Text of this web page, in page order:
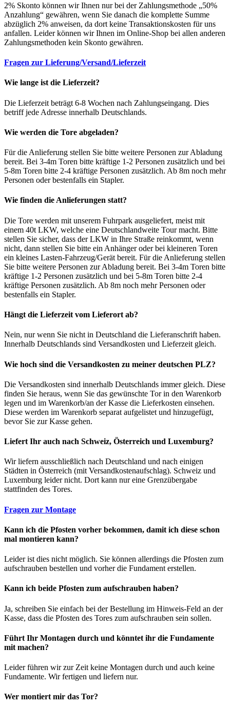
2% Skonto können wir Ihnen nur bei der Zahlungsmethode „50%
Anzahlung“ gewähren, wenn Sie danach die komplette Summe
abzüglich 2% anweisen, da dort keine Transaktionskosten für uns
anfallen. Leider können wir Ihnen im Online-Shop bei allen anderen
Zahlungsmethoden kein Skonto gewähren.
Fragen zur Lieferung/Versand/Lieferzeit
Wie lange ist die Lieferzeit?
Die Lieferzeit beträgt 6-8 Wochen nach Zahlungseingang. Dies
betriff jede Adresse innerhalb Deutschlands.
Wie werden die Tore abgeladen?
Für die Anlieferung stellen Sie bitte weitere Personen zur Abladung
bereit. Bei 3-4m Toren bitte kräftige 1-2 Personen zusätzlich und bei
5-8m Toren bitte 2-4 kräftige Personen zusätzlich. Ab 8m noch mehr
Personen oder bestenfalls ein Stapler.
Wie finden die Anlieferungen statt?
Die Tore werden mit unserem Fuhrpark ausgeliefert, meist mit
einem 40t LKW, welche eine Deutschlandweite Tour macht. Bitte
stellen Sie sicher, dass der LKW in Ihre Straße reinkommt, wenn
nicht, dann stellen Sie bitte ein Anhänger oder bei kleineren Toren
ein kleines Lasten-Fahrzeug/Gerät bereit. Für die Anlieferung stellen
Sie bitte weitere Personen zur Abladung bereit. Bei 3-4m Toren bitte
kräftige 1-2 Personen zusätzlich und bei 5-8m Toren bitte 2-4
kräftige Personen zusätzlich. Ab 8m noch mehr Personen oder
bestenfalls ein Stapler.
Hängt die Lieferzeit vom Lieferort ab?
Nein, nur wenn Sie nicht in Deutschland die Lieferanschrift haben.
Innerhalb Deutschlands sind Versandkosten und Lieferzeit gleich.
Wie hoch sind die Versandkosten zu meiner deutschen PLZ?
Die Versandkosten sind innerhalb Deutschlands immer gleich. Diese
finden Sie heraus, wenn Sie das gewünschte Tor in den Warenkorb
legen und im Warenkorb/an der Kasse die Lieferkosten einsehen.
Diese werden im Warenkorb separat aufgelistet und hinzugefügt,
bevor Sie zur Kasse gehen.
Liefert Ihr auch nach Schweiz, Österreich und Luxemburg?
Wir liefern ausschließlich nach Deutschland und nach einigen
Städten in Österreich (mit Versandkostenaufschlag). Schweiz und
Luxemburg leider nicht. Dort kann nur eine Grenzübergabe
stattfinden des Tores.
Fragen zur Montage
Kann ich die Pfosten vorher bekommen, damit ich diese schon
mal montieren kann?
Leider ist dies nicht möglich. Sie können allerdings die Pfosten zum
aufschrauben bestellen und vorher die Fundament erstellen.
Kann ich beide Pfosten zum aufschrauben haben?
Ja, schreiben Sie einfach bei der Bestellung im Hinweis-Feld an der
Kasse, dass die Pfosten des Tores zum aufschrauben sein sollen.
Führt Ihr Montagen durch und könntet ihr die Fundamente
mit machen?
Leider führen wir zur Zeit keine Montagen durch und auch keine
Fundamente. Wir fertigen und liefern nur.
Wer montiert mir das Tor?